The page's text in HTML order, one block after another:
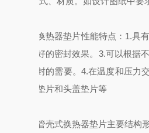
换热器垫片性能特点： 1.具
好的密封效果。 3.可以根据
封的需要。 4.在温度和压力
垫片和头盖垫片等
管壳式换热器垫片主要结构